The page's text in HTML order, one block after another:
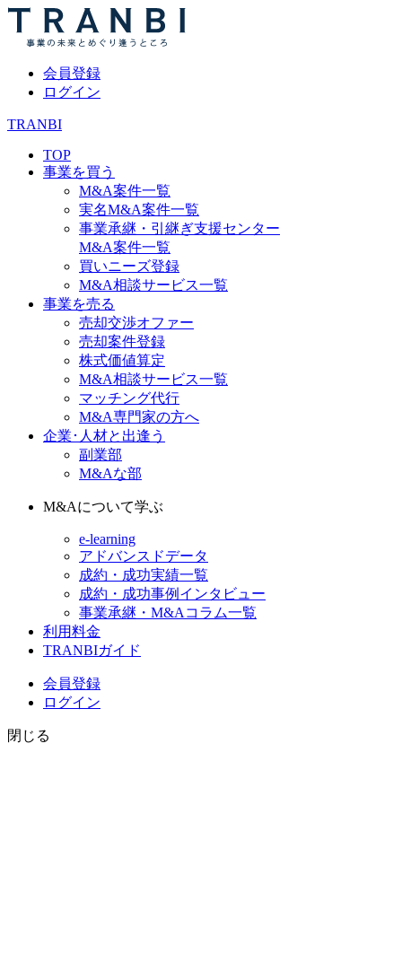
会員登録
ログイン
TRANBI
TOP
事業を買う
M&A案件一覧
実名M&A案件一覧
事業承継・引継ぎ支援センター
M&A案件一覧
買いニーズ登録
M&A相談サービス一覧
事業を売る
売却交渉オファー
売却案件登録
株式価値算定
M&A相談サービス一覧
マッチング代行
M&A専門家の方へ
企業･人材と出逢う
副業部
M&Aな部
M&Aについて学ぶ
e-learning
アドバンスドデータ
成約・成功実績一覧
成約・成功事例インタビュー
事業承継・M&Aコラム一覧
利用料金
TRANBIガイド
会員登録
ログイン
閉じる